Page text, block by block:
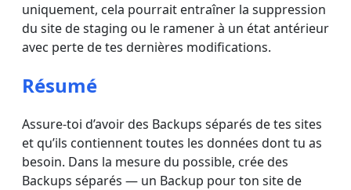
uniquement, cela pourrait entraîner la suppression
du site de staging ou le ramener à un état antérieur
avec perte de tes dernières modifications.
Résumé
Assure-toi d’avoir des Backups séparés de tes sites
et qu’ils contiennent toutes les données dont tu as
besoin. Dans la mesure du possible, crée des
Backups séparés — un Backup pour ton site de